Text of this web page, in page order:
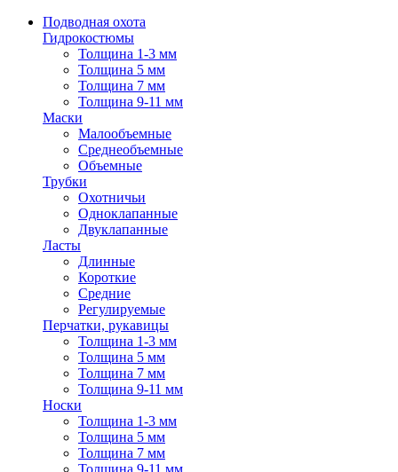
Подводная охота
Гидрокостюмы
Толщина 1-3 мм
Толщина 5 мм
Толщина 7 мм
Толщина 9-11 мм
Маски
Малообъемные
Среднеобъемные
Объемные
Трубки
Охотничьи
Одноклапанные
Двуклапанные
Ласты
Длинные
Короткие
Средние
Регулируемые
Перчатки, рукавицы
Толщина 1-3 мм
Толщина 5 мм
Толщина 7 мм
Толщина 9-11 мм
Носки
Толщина 1-3 мм
Толщина 5 мм
Толщина 7 мм
Толщина 9-11 мм